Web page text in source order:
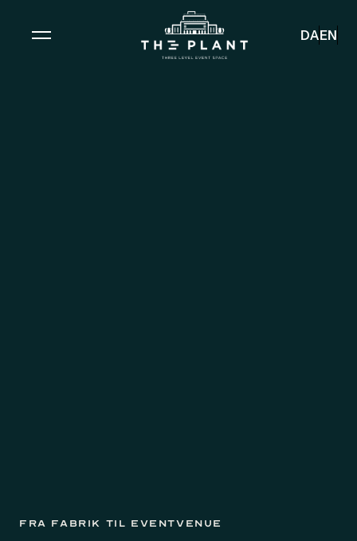
DAEN
FRA FABRIK TIL EVENTVENUE